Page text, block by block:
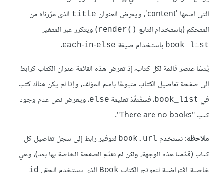
التي اسمها 'content'، ويعرض العنوان title الذي مرّرناه من
المتحكم (باستخدام التابع render()‎) ويتكرر عبر المتغير
book_list باستخدام صيغة each-in-else
.
يُنشَأ عنصر قائمة لكل كتاب، إذ تعرض هذه القائمة عنوان الكتاب كرابط
إلى صفحة تفاصيل الكتاب متبوعًا باسم المؤلف، وإذا لم يكن هناك كتب
في book_list، فستُنفَّذ تعليمة else، ويعرض نص عدم وجود
كتب "There are no books".
ملاحظة: نستخدم book.url لتوفير رابط إلى سجل تفاصيل كل
كتاب (قدّمنا هذه الوجهة، ولكن لم نقدّم الصفحة الخاصة بها بعد)، وهي
خاصية افتراضية لنموذج الكتاب Book الذي يستخدم الحقل ‎_id